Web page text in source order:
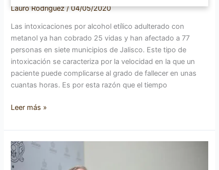
Lauro Rodríguez/04/05/2020
Las intoxicaciones por alcohol etílico adulterado con
metanol ya han cobrado 25 vidas y han afectado a 77
personas en siete municipios de Jalisco. Este tipo de
intoxicación se caracteriza por la velocidad en la que un
paciente puede complicarse al grado de fallecer en unas
cuantas horas. Es por esta razón que el tiempo
Leer más »
Dan
negativo